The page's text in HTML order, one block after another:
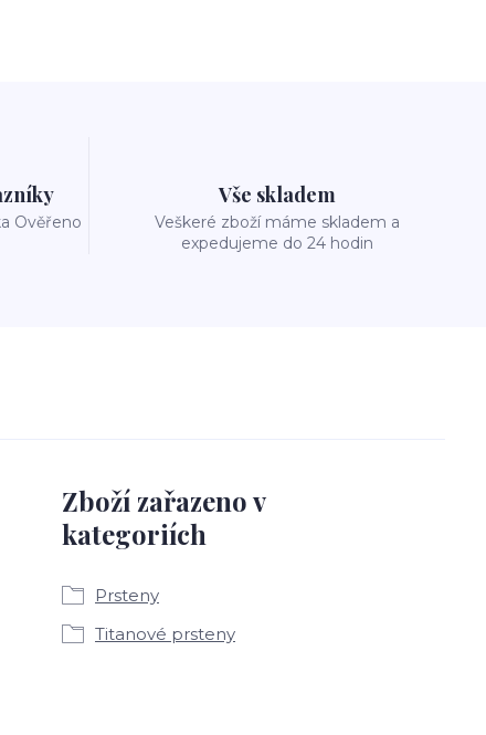
Ověřeno
Vše skladem
Veškeré zboží máme skladem a
expedujeme do 24 hodin
Zboží zařazeno v
kategoriích
Prsteny
Titanové prsteny